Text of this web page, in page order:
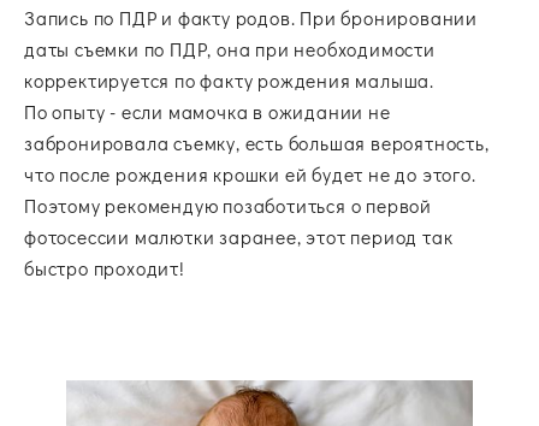
Запись по ПДР и факту родов. При бронировании
даты съемки по ПДР, она при необходимости
корректируется по факту рождения малыша.
По опыту - если мамочка в ожидании не
забронировала съемку, есть большая вероятность,
что после рождения крошки ей будет не до этого.
Поэтому рекомендую позаботиться о первой
фотосессии малютки заранее, этот период так
быстро проходит!